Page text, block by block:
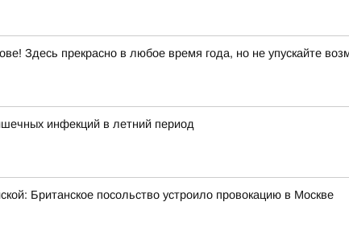
Здесь прекрасно в любое время года, но не упускайте
инфекций в летний период
Британское посольство устроило провокацию в Москве